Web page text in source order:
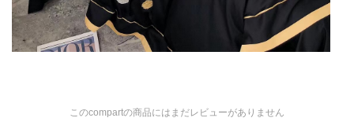
このcompartの商品にはまだレビューがありません